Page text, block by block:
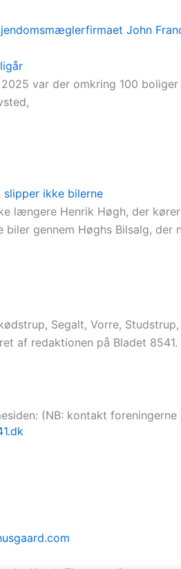
var der omkring 100
slipper ikke bilerne
længere Henrik Høgh, der
gennem Høghs Bilsalg, der
Segalt, Vorre,
af redaktionen på Bladet 8541.
(NB: kontakt